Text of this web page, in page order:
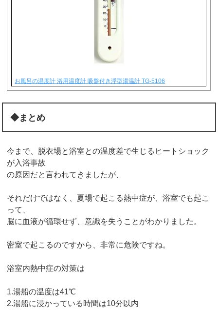
お風呂の温度計 浴用温度計 吸盤付き浮型湯温計 TG-5106
◆まとめ
今まで、脱衣場と浴室との温度差で生じるヒートショック
が入浴事故
の原因だと言われてきましたが、
それだけではなく、夏場で起こる熱中症が、浴室でも起こ
って、
脳に血液が循環せず、意識を失うことがわかりました。
密室で起こるのですから、非常に危険ですね。
浴室内熱中症の対策は
1.湯船の温度は41℃
2.湯船に浸かっている時間は10分以内